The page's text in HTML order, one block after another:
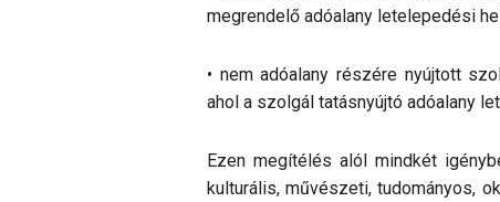
megrendelő adóalany letelepedési
• nem adóalany részére nyújtott
ahol a szolgál tatásnyújtó adóalany
Ezen megítélés alól mindkét
kulturális, művészeti, tudományos,